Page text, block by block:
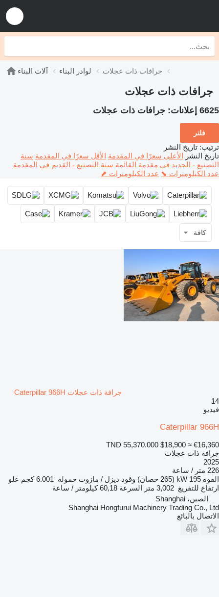
آلات البناء لوادر البناء جرافات ذات عجلات
جرافات ذات عجلات
6625 إعلانات: جرافات ذات عجلات
فلتر
ترتيب: تاريخ النشر
تاريخ النشر الأعلى سعرًا في المقدمة الأقل سعرًا في المقدمة سنة
التصنيع - الجديد في مقدمة القائمة سنة التصنيع - القديم في المقدمة
عدد الكيلومترات ⬊ عدد الكيلومترات ⬈
كافة
جرافة ذات عجلات Caterpillar 966H
14
فيديو
Caterpillar 966H
TND 55,370.000 $18,900 ≈ €16,360
جرافة ذات عجلات
2025
226 متر / ساعة
القوة 195 kW (265 حصان) وقود ديزل / مازوت حمولة 6.001 كجم
علو
ارتفاع للتفريغ 3,002 متر السرعة 60,18 كيلومتر / ساعة
الصين، Shanghai
Shanghai Hongfurui Machinery Trading Co., Ltd
الاتصال بالبائع